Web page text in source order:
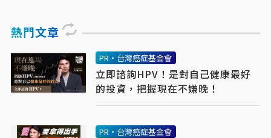
熱門文章
PR・台灣癌症基金會
立即諮詢HPV！是對自己健康最好
的投資，把握現在不嫌晚！
PR・台灣癌症基金會